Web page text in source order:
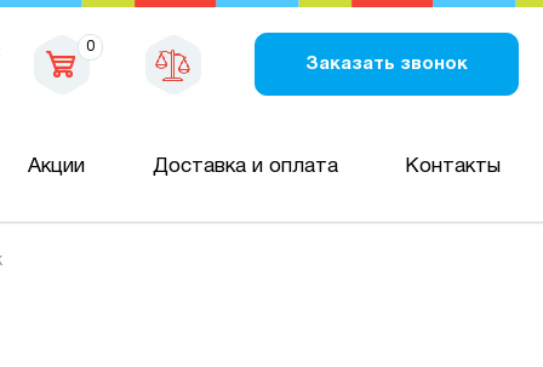
0
Заказать звонок
Акции Доставка и оплата Контакты